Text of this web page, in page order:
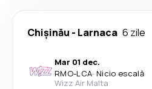
Chişinău - Larnaca 6 zile
Mar 01 dec.
RMO-LCA· Nicio escală
Wizz Air Malta